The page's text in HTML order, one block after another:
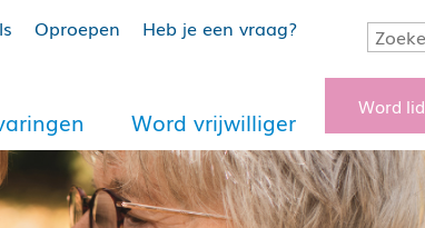
Oproepen Heb je een vraag?
Word vrijwilliger
Word lid